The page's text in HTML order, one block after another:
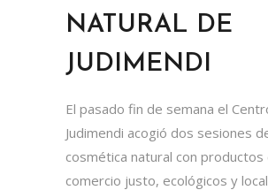
NATURAL DE
JUDIMENDI
El pasado fin de semana el
Judimendi acogió dos sesiones
cosmética natural con productos
comercio justo, ecológicos y